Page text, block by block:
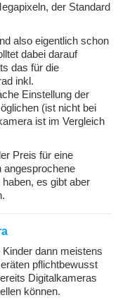
der Standard
also eigentlich schon
dabei darauf
das für die
inkl.
Einstellung der
(ist nicht bei
ist im Vergleich
Preis für eine
angesprochene
es gibt aber
dann meistens
pflichtbewusst
Digitalkameras
können.